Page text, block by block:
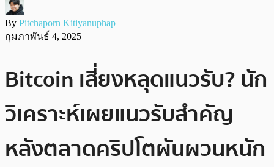
By Pitchaporn Kitiyanuphap
กุมภาพันธ์ 4, 2025
Bitcoin เสี่ยงหลุดแนวรับ? นัก
วิเคราะห์เผยแนวรับสำคัญ
หลังตลาดคริปโตผันผวนหนัก